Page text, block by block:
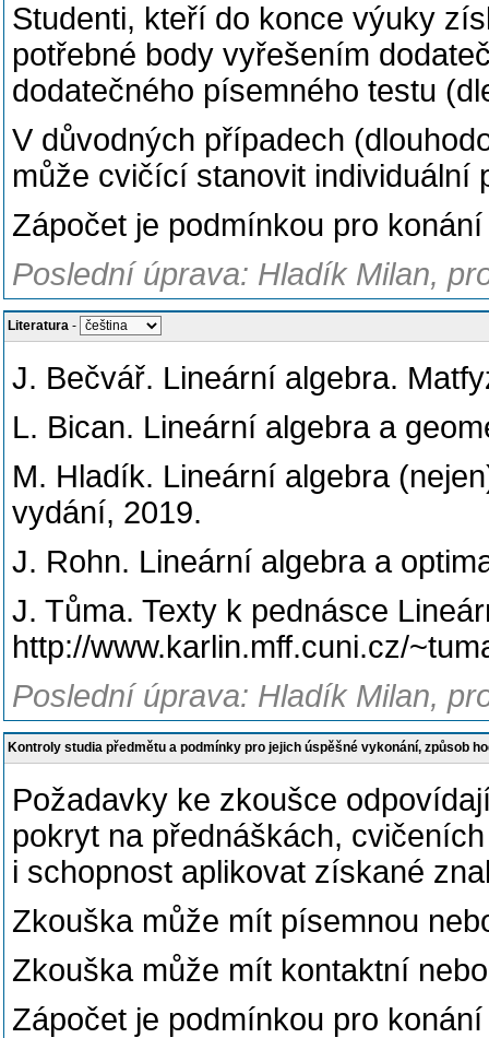
Studenti, kteří do konce výuky
potřebné body vyřešením
dodatečného písemného testu
V důvodných případech
může cvičící stanovit individuální
Zápočet je podmínkou pro
Poslední úprava: Hladík Milan,
Literatura -
J. Bečvář. Lineární algebra.
L. Bican. Lineární algebra a
M. Hladík. Lineární algebra
vydání, 2019.
J. Rohn. Lineární algebra a
J. Tůma. Texty k pednásce
http://www.karlin.mff.cuni.cz/
Poslední úprava: Hladík Milan,
Kontroly studia předmětu a podmínky pro jejich úspěšné vykonání, způsob
Požadavky ke zkoušce
pokryt na přednáškách,
i schopnost aplikovat získané
Zkouška může mít písemnou
Zkouška může mít kontaktní
Zápočet je podmínkou pro